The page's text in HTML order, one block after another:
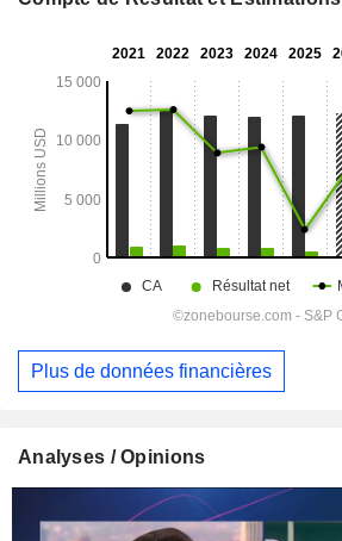
Plus de données financières
Analyses / Opinions